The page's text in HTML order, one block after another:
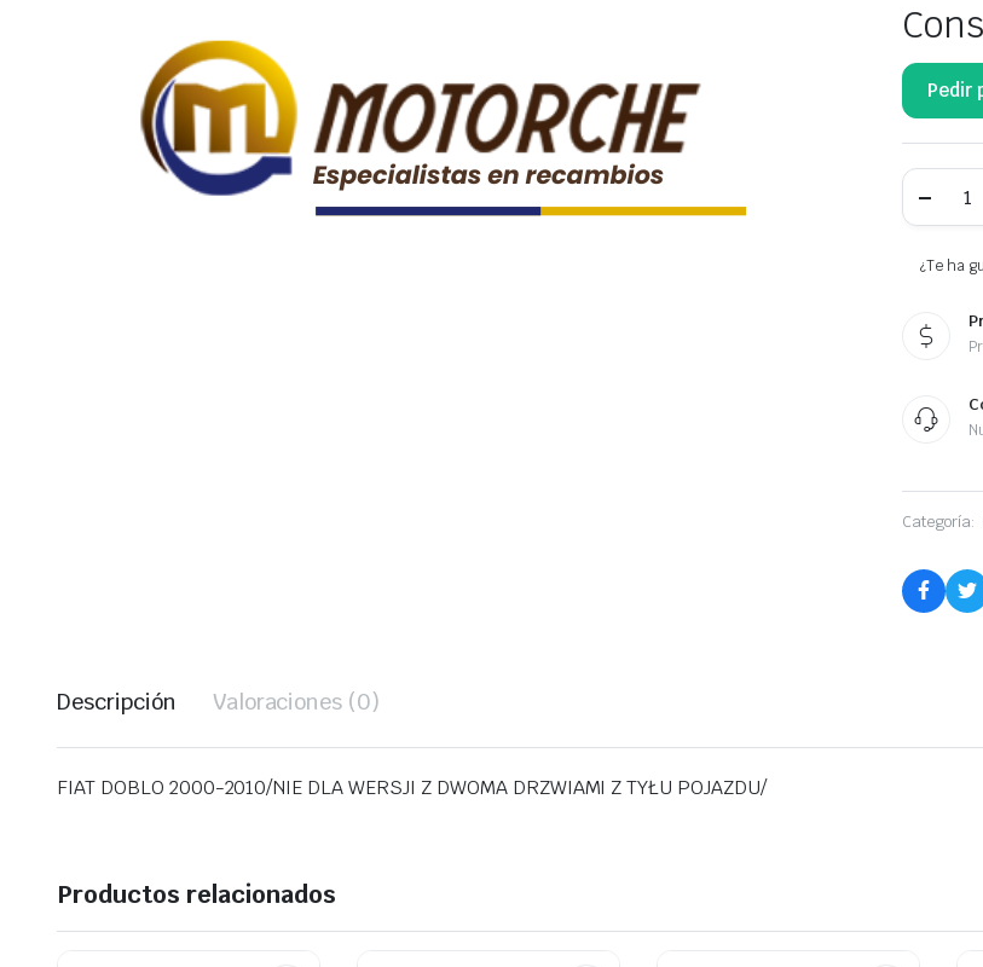
Pedir
¿Te ha
Categoría:
Descripción Valoraciones (0)
FIAT DOBLO 2000-2010/NIE DLA WERSJI Z DWOMA DRZWIAMI Z TYŁU POJAZDU/
Productos relacionados